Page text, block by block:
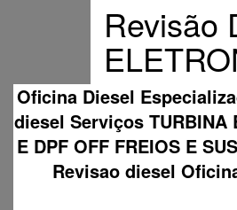
Revisão
Oficina Diesel
diesel Serviços TURBINA
E DPF OFF FREIOS E
Revisao diesel